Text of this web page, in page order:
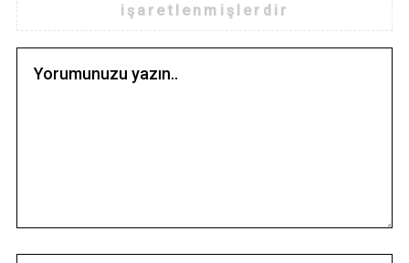
işaretlenmişlerdir